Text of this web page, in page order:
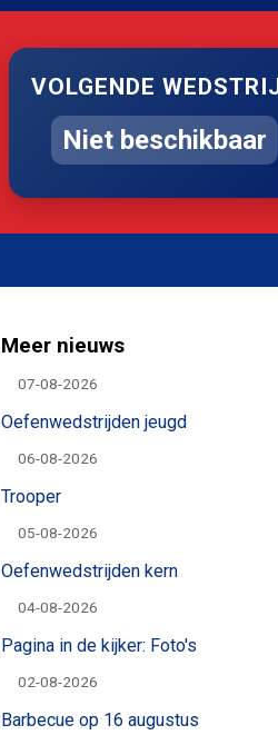
VOLGENDE
Niet beschikbaar
Meer nieuws
07-08-2026
Oefenwedstrijden jeugd
06-08-2026
Trooper
05-08-2026
Oefenwedstrijden kern
04-08-2026
Pagina in de kijker: Foto's
02-08-2026
Barbecue op 16 augustus